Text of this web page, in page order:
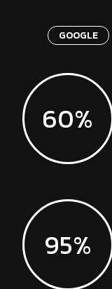
GOOGLE
60%
95%